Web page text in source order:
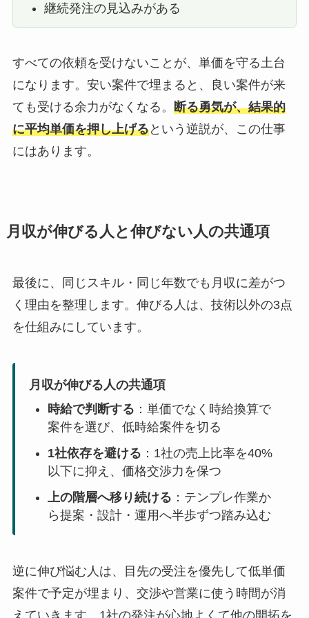
継続発注の見込みがある
すべての依頼を受けないことが、単価を守る土台
になります。安い案件で埋まると、良い案件が来
ても受ける余力がなくなる。 断る勇気が、結果的
に平均単価を押し上げるという逆説が、この仕事
にはあります。
月収が伸びる人と伸びない人の共通項
最後に、同じスキル・同じ年数でも月収に差がつ
く理由を整理します。伸びる人は、技術以外の3点
を仕組みにしています。
月収が伸びる人の共通項
時給で判断する ：単価でなく時給換算で
案件を選び、低時給案件を切る
1社依存を避ける ：1社の売上比率を40%
以下に抑え、価格交渉力を保つ
上の階層へ移り続ける ：テンプレ作業か
ら提案・設計・運用へ半歩ずつ踏み込む
逆に伸び悩む人は、目先の受注を優先して低単価
案件で予定が埋まり、交渉や営業に使う時間が消
えていきます。1社の発注が心地よくて他の開拓を